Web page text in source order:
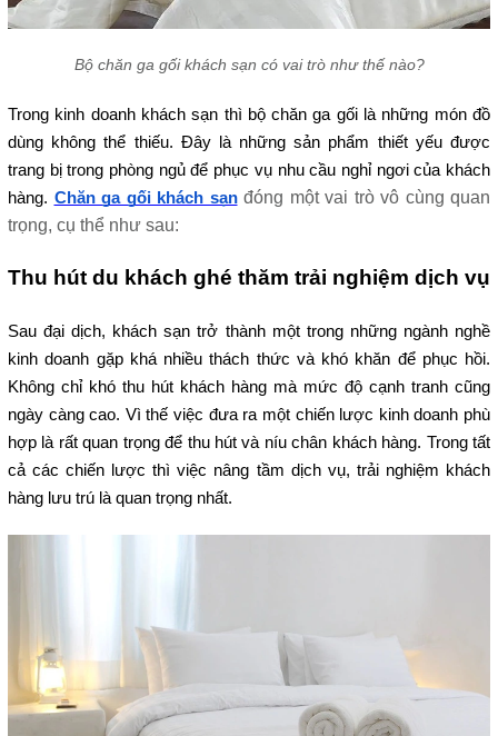
Bộ chăn ga gối khách sạn có vai trò như thế nào?
Trong kinh doanh khách sạn thì bộ chăn ga gối là những món đồ
dùng không thể thiếu. Đây là những sản phẩm thiết yếu được
trang bị trong phòng ngủ để phục vụ nhu cầu nghỉ ngơi của khách
hàng. Chăn ga gối khách sạn đóng một vai trò vô cùng quan
trọng, cụ thể như sau:
Thu hút du khách ghé thăm trải nghiệm dịch vụ
Sau đại dịch, khách sạn trở thành một trong những ngành nghề
kinh doanh gặp khá nhiều thách thức và khó khăn để phục hồi.
Không chỉ khó thu hút khách hàng mà mức độ cạnh tranh cũng
ngày càng cao. Vì thế việc đưa ra một chiến lược kinh doanh phù
hợp là rất quan trọng để thu hút và níu chân khách hàng. Trong tất
cả các chiến lược thì việc nâng tầm dịch vụ, trải nghiệm khách
hàng lưu trú là quan trọng nhất.